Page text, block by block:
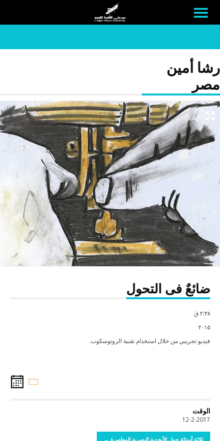
رشا أمين
مصر
ضائعٌ فى التحول
٢:٣٨ ق
٢٠١٥
فيديو تجريبي من خلال استخدام تقنية الروتوسكوب.
الوقت
12-2-2017
ثلاثة أسئلة حول الأبجدية البصرية المعاصرة →